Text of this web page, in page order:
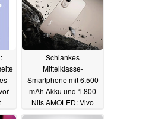
Schlankes
Mittelklasse-
Smartphone mit 6.500
mAh Akku und 1.800
Nits AMOLED: Vivo
präsentiert V50 Lite 4G